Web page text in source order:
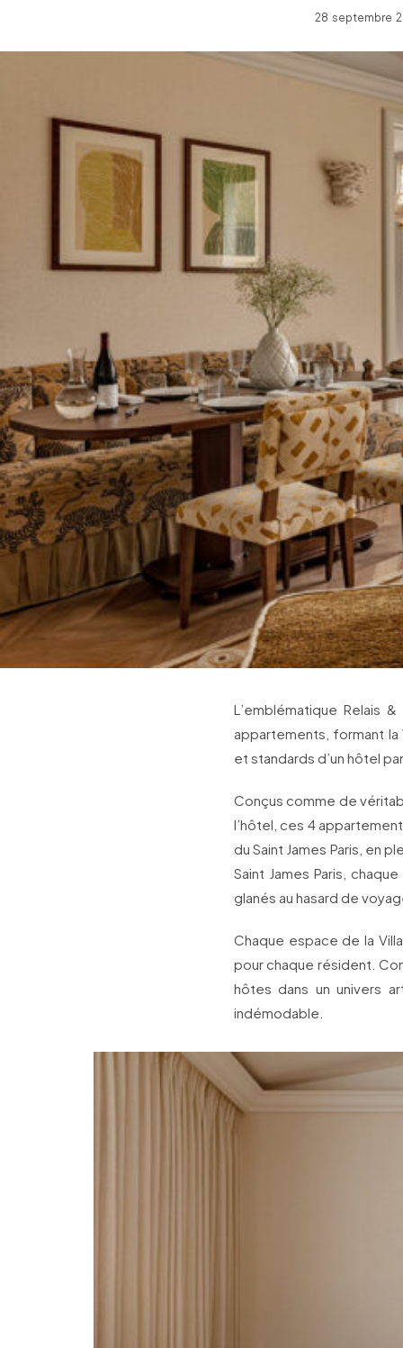
28 septembre
L’emblématique Relais
appartements, formant la
et standards d’un hôtel
Conçus comme de
l’hôtel, ces 4
du Saint James Paris, en
Saint James Paris,
glanés au hasard de
Chaque espace de la
pour chaque résident.
hôtes dans un univers
indémodable.